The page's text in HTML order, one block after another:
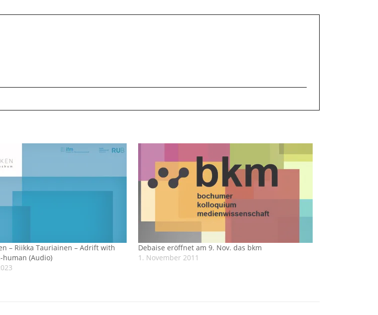
– Riikka Tauriainen – Adrift with
(Audio)
Debaise eröffnet am 9. Nov. das bkm
1. November 2011